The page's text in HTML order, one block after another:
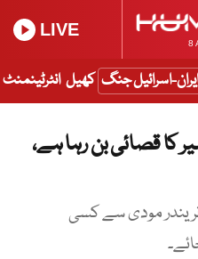
8
LIVE
ایران-اسرائیل جنگ کھیل انٹرٹینمنٹ
کا قصائی بن رہا ہے،
نریندر مودی سے کسی